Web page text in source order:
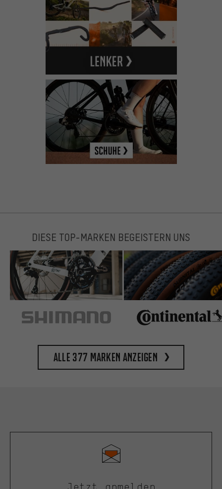
DIESE TOP-MARKEN BEGEISTERN UNS
Alle 377 Marken anzeigen